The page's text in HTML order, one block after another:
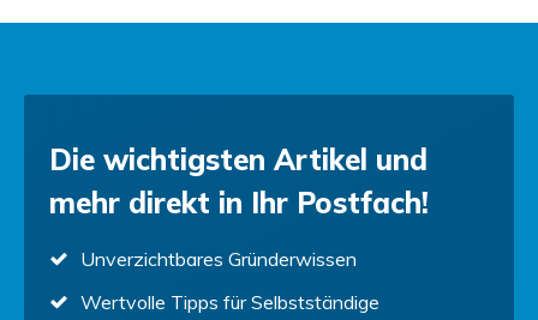
Die wichtigsten Artikel und
mehr direkt in Ihr Postfach!
Unverzichtbares Gründerwissen
Wertvolle Tipps für Selbstständige